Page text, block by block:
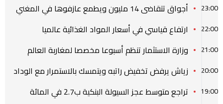
23:00 أجواق تتقاضى 14 مليون ويطمع عازفوها في المغني
22:00 ارتفاع قياسي في أسعار المواد الغذائية عالميا
21:00 وزارة الاستثمار تنظم أسبوعا مخصصا لمغاربة العالم
20:00 زياش يرفض تخفيض راتبه ويتمسك بالاستمرار مع الوداد
19:00 تراجع متوسط عجز السيولة البنكية ب2.7 في المائة